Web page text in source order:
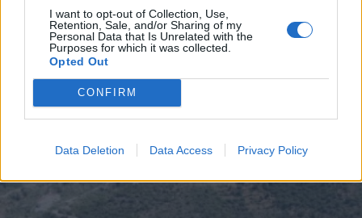
I want to opt-out of Collection, Use,
Retention, Sale, and/or Sharing of my
Personal Data that Is Unrelated with the
Purposes for which it was collected.
Opted Out
CONFIRM
Data Deletion Data Access Privacy Policy